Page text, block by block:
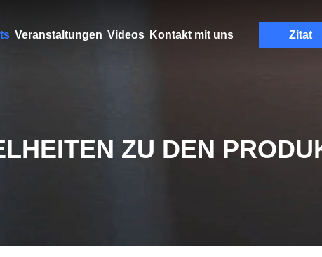
Veranstaltungen Videos Kontakt mit uns Zitat
ZU DEN